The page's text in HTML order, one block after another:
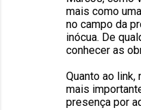
mais como
no campo da
inócua. De
conhecer as
Quanto ao link,
mais
presença por